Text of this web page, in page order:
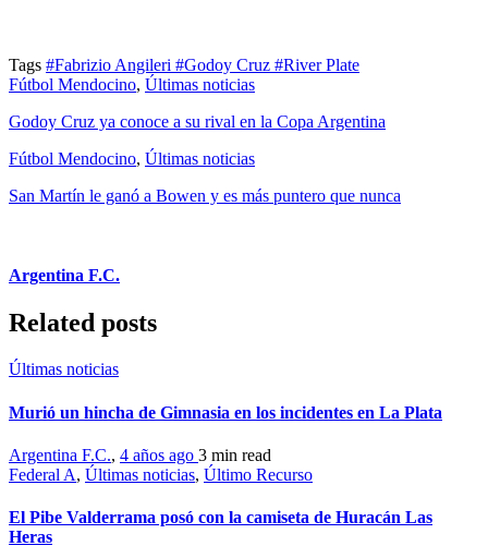
Tags #Fabrizio Angileri #Godoy Cruz #River Plate
Fútbol Mendocino, Últimas noticias
Godoy Cruz ya conoce a su rival en la Copa Argentina
Fútbol Mendocino, Últimas noticias
San Martín le ganó a Bowen y es más puntero que nunca
Argentina F.C.
Related posts
Últimas noticias
Murió un hincha de Gimnasia en los incidentes en La Plata
Argentina F.C., 4 años ago 3 min read
Federal A, Últimas noticias, Último Recurso
El Pibe Valderrama posó con la camiseta de Huracán Las
Heras